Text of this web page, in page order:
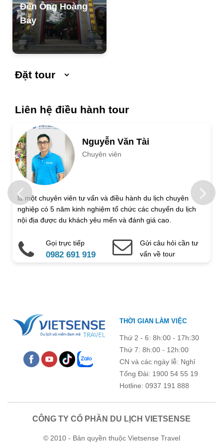
Đền Ông Hoàng
Bảy
Đặt tour
Số người lớn
Trẻ em 1 đến 5 tuổi
Họ và tên
Địa chỉ liên hệ
Điện thoại di động Email
Chú ý: Trường mang dấu (* ) là bắt buộc. Vui lòng không để
trống !
Liên hệ điều hành tour
Nguyễn Văn Tài
Chuyên viên
là một chuyên viên tư vấn và điều hành du lịch chuyên
nghiệp có 5 năm kinh nghiệm tổ chức các chuyến du lịch
nội địa được du khách yêu mến và đánh giá cao.
Gọi trực tiếp
0982 691 919
Gửi câu hỏi cần tư
vấn về tour
THỜI GIAN LÀM VIỆC
Thứ 2 - 6: 8h:00 - 17h:30
Thứ 7: 8h:00 - 12h:00
CN và các ngày lễ: Nghỉ
Tổng Đài: 1900 54 55 19
Hotline: 0937 191 888
CÔNG TY CỔ PHẦN DU LỊCH VIETSENSE
© 2010 - Bản quyền thuộc Vietsense Travel